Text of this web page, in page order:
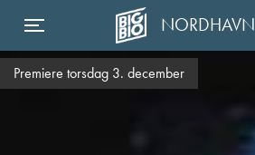
Toggle navigation
NORDHAVN
Premiere torsdag 3. december